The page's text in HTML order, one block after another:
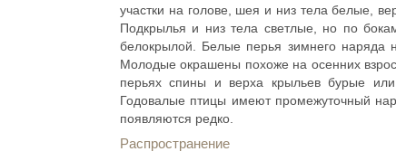
участки на голове, шея и низ тела белые,
Подкрылья и низ тела светлые, но по
белокрылой. Белые перья зимнего наряда
Молодые окрашены похоже на осенних
перьях спины и верха крыльев бурые
Годовалые птицы имеют промежуточный
появляются редко.
Распространение